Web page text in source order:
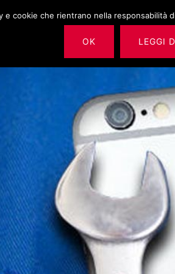
HOME
cookie che rientrano nella responsabilità
OK LEGGI